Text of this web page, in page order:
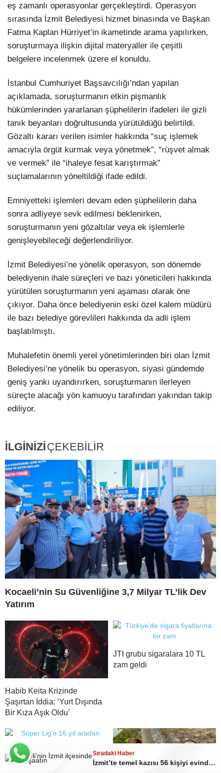
Sıradaki Haber
İzmit Belediye Başkanı Fatma Kaplan Hürriyet görevden uzaklaştırıldı
Sıradaki Haber
Kartepe Mesire Alanı Yazın da Doğaseverlerin Vazgeçilmez Adresi
Sıradaki Haber
İzmit Belediyesi’ne operasyon: Başkan Fatma Kaplan Hürriyet, eşi ve 29 kişi gözaltında
eş zamanlı operasyonlar gerçekleştirdi. Operasyon
sırasında İzmit Belediyesi hizmet binasında ve Başkan
Fatma Kaplan Hürriyet’in ikametinde arama yapılırken,
soruşturmaya ilişkin dijital materyaller ile çeşitli
belgelere incelenmek üzere el konuldu.
İstanbul Cumhuriyet Başsavcılığı’ndan yapılan
açıklamada, soruşturmanın etkin pişmanlık
hükümlerinden yararlanan şüphelilerin ifadeleri ile gizli
tanık beyanları doğrultusunda yürütüldüğü belirtildi.
Gözaltı kararı verilen isimler hakkında “suç işlemek
amacıyla örgüt kurmak veya yönetmek”, “rüşvet almak
ve vermek” ile “ihaleye fesat karıştırmak”
suçlamalarının yöneltildiği ifade edildi.
Emniyetteki işlemleri devam eden şüphelilerin daha
sonra adliyeye sevk edilmesi beklenirken,
soruşturmanın yeni gözaltılar veya ek işlemlerle
genişleyebileceği değerlendiriliyor.
İzmit Belediyesi’ne yönelik operasyon, son dönemde
belediyenin ihale süreçleri ve bazı yöneticileri hakkında
yürütülen soruşturmanın yeni aşaması olarak öne
çıkıyor. Daha önce belediyenin eski özel kalem müdürü
ile bazı belediye görevlileri hakkında da adli işlem
başlatılmıştı.
Muhalefetin önemli yerel yönetimlerinden biri olan İzmit
Belediyesi’ne yönelik bu operasyon, siyasi gündemde
geniş yankı uyandırırken, soruşturmanın ilerleyen
süreçte alacağı yön kamuoyu tarafından yakından takip
ediliyor.
İLGİNİZİÇEKEBİLİR
Kocaeli’nin Su Güvenliğine 3,7 Milyar TL’lik Dev
Yatırım
Habib Keita Krizinde
Şaşırtan İddia: ‘Yurt Dışında
Bir Kıza Aşık Oldu’
JTI grubu sigaralara 10 TL
zam geldi
Kocaelispor Yeni Sezonu
Buray Konseriyle Açacak
Sıradaki Haber
İzmit’te temel kazısı 56 kişiyi evinden etti